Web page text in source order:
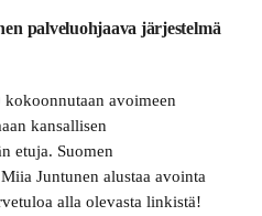
palveluohjaava järjestelmä
avoimeen
kansallisen
etuja. Suomen
Juntunen alustaa avointa
alla olevasta linkistä!